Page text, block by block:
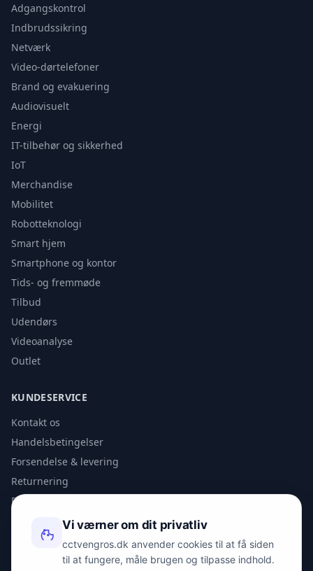
Adgangskontrol
Indbrudssikring
Netværk
Video-dørtelefoner
Brand og evakuering
Audiovisuelt
Energi
IT-tilbehør og sikkerhed
IoT
Merchandise
Mobilitet
Robotteknologi
Smart hjem
Smartphone og kontor
Tids- og fremmøde
Tilbud
Udendørs
Videoanalyse
Outlet
KUNDESERVICE
Kontakt os
Handelsbetingelser
Forsendelse & levering
Returnering
Privatlivspolitik
KONTAKT
info@spyman.dk
Vi værner om dit privatliv
cctvengros.dk anvender cookies til at få siden
til at fungere, måle brugen og tilpasse indhold.